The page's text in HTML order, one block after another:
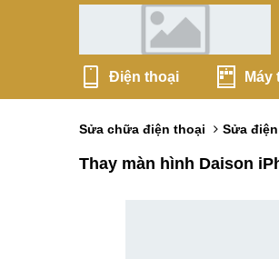
Điện thoại Máy
Sửa chữa điện thoại Sửa
Thay màn hình Daison